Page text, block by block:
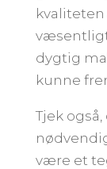
kvaliteten
væsentligt
dygtig
kunne
Tjek
være et